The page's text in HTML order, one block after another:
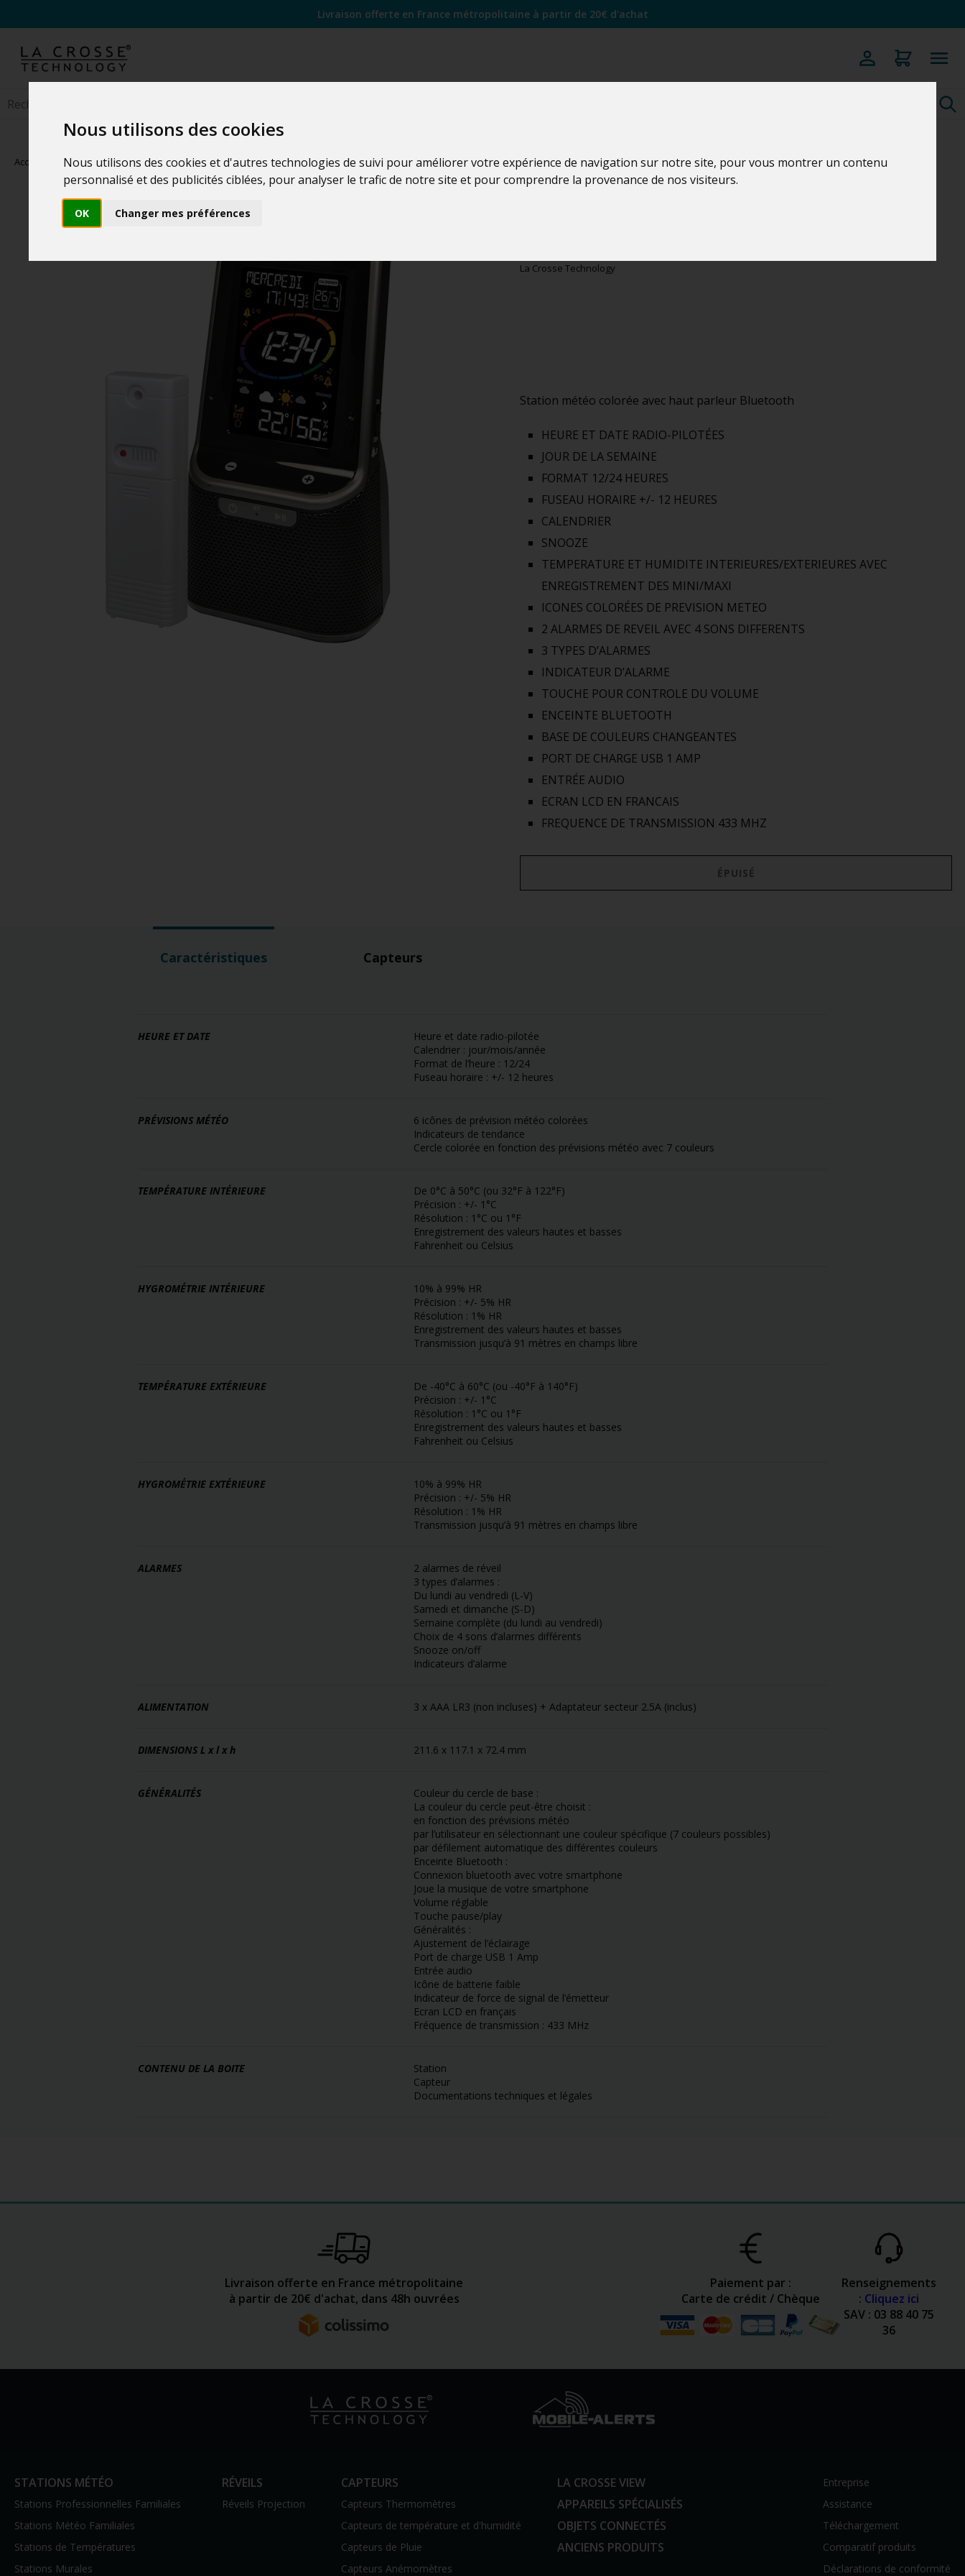
Nous utilisons des cookies
Nous utilisons des cookies et d'autres technologies de suivi pour améliorer votre expérience de navigation sur notre site, pour vous montrer un contenu
personnalisé et des publicités ciblées, pour analyser le trafic de notre site et pour comprendre la provenance de nos visiteurs.
OK Changer mes préférences
Livraison offerte en France métropolitaine à partir de 20€ d'achat
Accueil Stations Météo > Stations Météo Familiales
La Crosse Technology
Station météo colorée avec haut parleur Bluetooth
HEURE ET DATE RADIO-PILOTÉES
JOUR DE LA SEMAINE
FORMAT 12/24 HEURES
FUSEAU HORAIRE +/- 12 HEURES
CALENDRIER
SNOOZE
TEMPERATURE ET HUMIDITE INTERIEURES/EXTERIEURES AVEC
ENREGISTREMENT DES MINI/MAXI
ICONES COLORÉES DE PREVISION METEO
2 ALARMES DE REVEIL AVEC 4 SONS DIFFERENTS
3 TYPES D’ALARMES
INDICATEUR D’ALARME
TOUCHE POUR CONTROLE DU VOLUME
ENCEINTE BLUETOOTH
BASE DE COULEURS CHANGEANTES
PORT DE CHARGE USB 1 AMP
ENTRÉE AUDIO
ECRAN LCD EN FRANCAIS
FREQUENCE DE TRANSMISSION 433 MHZ
ÉPUISÉ
Caractéristiques
HEURE ET DATE
Heure et date radio-pilotée
Calendrier : jour/mois/année
Format de l’heure : 12/24
Fuseau horaire : +/- 12 heures
PRÉVISIONS MÉTÉO
6 icônes de prévision météo colorées
Indicateurs de tendance
Cercle colorée en fonction des prévisions météo avec 7 couleurs
TEMPÉRATURE INTÉRIEURE
De 0°C à 50°C (ou 32°F à 122°F)
Précision : +/- 1°C
Résolution : 1°C ou 1°F
Enregistrement des valeurs hautes et basses
Fahrenheit ou Celsius
HYGROMÉTRIE INTÉRIEURE
10% à 99% HR
Précision : +/- 5% HR
Résolution : 1% HR
Enregistrement des valeurs hautes et basses
Transmission jusqu’à 91 mètres en champs libre
TEMPÉRATURE EXTÉRIEURE
De -40°C à 60°C (ou -40°F à 140°F)
Précision : +/- 1°C
Résolution : 1°C ou 1°F
Enregistrement des valeurs hautes et basses
Fahrenheit ou Celsius
HYGROMÉTRIE EXTÉRIEURE
10% à 99% HR
Précision : +/- 5% HR
Résolution : 1% HR
Transmission jusqu’à 91 mètres en champs libre
ALARMES
2 alarmes de réveil
3 types d’alarmes :
Du lundi au vendredi (L-V)
Samedi et dimanche (S-D)
Semaine complète (du lundi au vendredi)
Choix de 4 sons d’alarmes différents
Snooze on/off
Indicateurs d’alarme
ALIMENTATION 3 x AAA LR3 (non incluses) + Adaptateur secteur 2.5A (inclus)
DIMENSIONS L x l x h 211.6 x 117.1 x 72.4 mm
GÉNÉRALITÉS
Couleur du cercle de base :
La couleur du cercle peut-être choisit :
en fonction des prévisions météo
par l’utilisateur en sélectionnant une couleur spécifique (7 couleurs possibles)
par défilement automatique des différentes couleurs
Enceinte Bluetooth :
Connexion bluetooth avec votre smartphone
Joue la musique de votre smartphone
Volume réglable
Touche pause/play
Généralités :
Ajustement de l’éclairage
Port de charge USB 1 Amp
Entrée audio
Icône de batterie faible
Indicateur de force de signal de l’émetteur
Ecran LCD en français
Fréquence de transmission : 433 MHz
CONTENU DE LA BOITE
Station
Capteur
Documentations techniques et légales
Capteurs
Livraison offerte en France métropolitaine
à partir de 20€ d'achat, dans 48h ouvrées
Paiement par :
Carte de crédit / Chèque
Renseignements
: Cliquez ici
SAV : 03 88 40 75
36
STATIONS MÉTÉO
Stations Professionnelles Familiales
Stations Météo Familiales
Stations de Températures
Stations Murales
RÉVEILS
Réveils Projection
CAPTEURS
Capteurs Thermomètres
Capteurs de température et d'humidité
Capteurs de Pluie
Capteurs Anémomètres
LA CROSSE VIEW
APPAREILS SPÉCIALISÉS
OBJETS CONNECTÉS
ANCIENS PRODUITS
Entreprise
Assistance
Téléchargement
Comparatif produits
Déclarations de conformité